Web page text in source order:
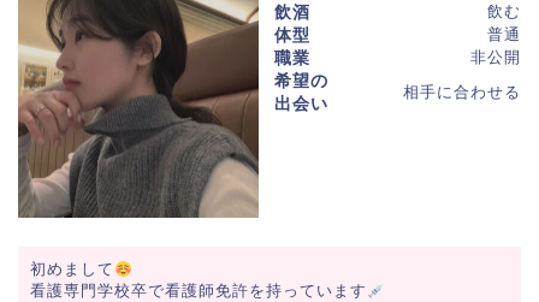
飲酒 飲む
体型 普通
職業 非公開
希望の
出会い
相手に合わせる
初めまして
看護専門学校卒で看護師免許を持っています